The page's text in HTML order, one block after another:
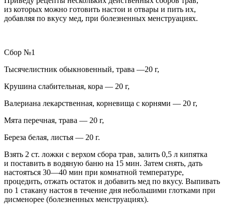
из которых можно готовить настои и отвары и пить их,
добавляя по вкусу мед, при болезненных менструациях.
Сбор №1
Тысячелистник обыкновенный, трава —20 г,
Крушина слабительная, кора — 20 г,
Валериана лекарственная, корневища с корнями — 20 г,
Мята перечная, трава — 20 г,
Береза белая, листья — 20 г.
Взять 2 ст. ложки с верхом сбора трав, залить 0,5 л кипятка
и поставить в водяную баню на 15 мин. Затем снять, дать
настояться 30—40 мин при комнатной температуре,
процедить, отжать остаток и добавить мед по вкусу. Выпивать
по 1 стакану настоя в течение дня небольшими глотками при
дисменорее (болезненных менструациях).